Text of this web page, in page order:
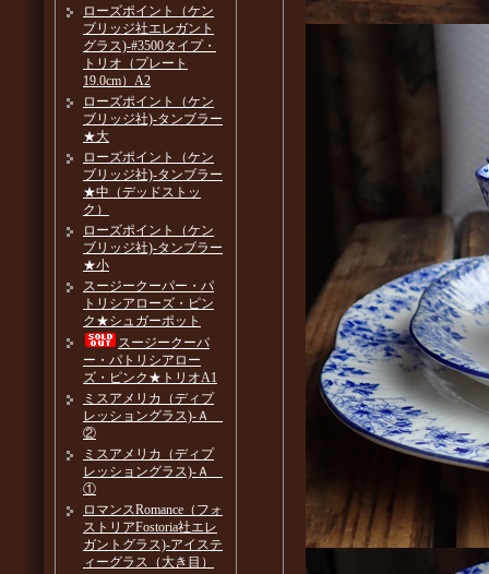
ローズポイント（ケン
ブリッジ社エレガント
グラス)-#3500タイプ・
トリオ（プレート
19.0cm）A2
ローズポイント（ケン
ブリッジ社)-タンブラー
★大
ローズポイント（ケン
ブリッジ社)-タンブラー
★中（デッドストッ
ク）
ローズポイント（ケン
ブリッジ社)-タンブラー
★小
スージークーパー・パ
トリシアローズ・ピン
ク★シュガーポット
スージークーパ
ー・パトリシアロー
ズ・ピンク★トリオA1
ミスアメリカ（ディプ
レッショングラス)-Ａ
②
ミスアメリカ（ディプ
レッショングラス)-Ａ
①
ロマンスRomance（フォ
ストリアFostoria社エレ
ガントグラス)-アイステ
ィーグラス（大き目）